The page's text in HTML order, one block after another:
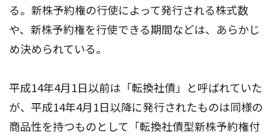
る。新株予約権の行使によって発行される株式数
や、新株予約権を行使できる期間などは、あらかじ
め決められている。
平成14年4月1日以前は「転換社債」と呼ばれていた
が、平成14年4月1日以降に発行されたものは同様の
商品性を持つものとして「転換社債型新株予約権付